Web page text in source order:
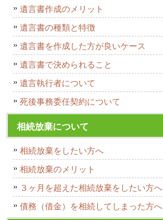
遺言書作成のメリット
遺言書の種類と特徴
遺言書を作成した方が良いケース
遺言書で決められること
遺言執行者について
死後事務委任契約について
相続放棄について
相続放棄をしたい方へ
相続放棄のメリット
３ヶ月を超えた相続放棄をしたい方へ
債務（借金）を相続してしまった方へ